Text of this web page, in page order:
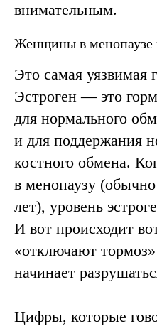
внимательным.
Женщины в менопаузе
Это самая уязвимая
Эстроген — это
для нормального
и для поддержания
костного обмена.
в менопаузу
лет), уровень
И вот происходит
«отключают
начинает
Цифры, которые